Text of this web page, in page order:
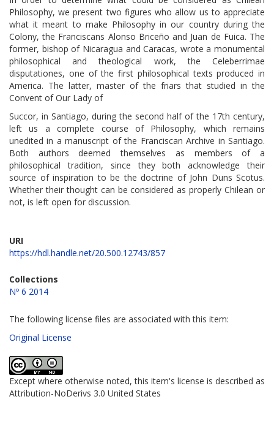
Philosophy, we present two figures who allow us to appreciate
what it meant to make Philosophy in our country during the
Colony, the Franciscans Alonso Briceño and Juan de Fuica. The
former, bishop of Nicaragua and Caracas, wrote a monumental
philosophical and theological work, the Celeberrimae
disputationes, one of the first philosophical texts produced in
America. The latter, master of the friars that studied in the
Convent of Our Lady of
Succor, in Santiago, during the second half of the 17th century,
left us a complete course of Philosophy, which remains
unedited in a manuscript of the Franciscan Archive in Santiago.
Both authors deemed themselves as members of a
philosophical tradition, since they both acknowledge their
source of inspiration to be the doctrine of John Duns Scotus.
Whether their thought can be considered as properly Chilean or
not, is left open for discussion.
URI
https://hdl.handle.net/20.500.12743/857
Collections
Nº 6 2014
The following license files are associated with this item:
Original License
Except where otherwise noted, this item's license is described as
Attribution-NoDerivs 3.0 United States